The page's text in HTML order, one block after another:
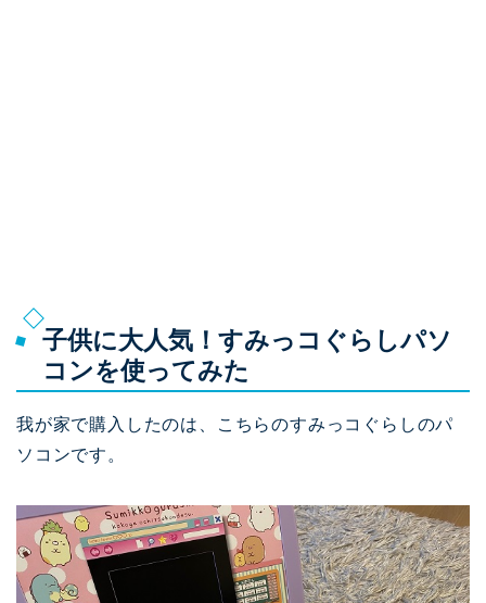
子供に大人気！すみっコぐらしパソ
コンを使ってみた
我が家で購入したのは、こちらのすみっコぐらしのパ
ソコンです。